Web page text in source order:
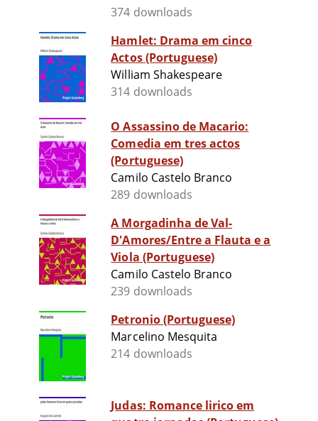
374 downloads
Hamlet: Drama em cinco
Actos (Portuguese)
William Shakespeare
314 downloads
O Assassino de Macario:
Comedia em tres actos
(Portuguese)
Camilo Castelo Branco
289 downloads
A Morgadinha de Val-
D'Amores/Entre a Flauta e a
Viola (Portuguese)
Camilo Castelo Branco
239 downloads
Petronio (Portuguese)
Marcelino Mesquita
214 downloads
Judas: Romance lirico em